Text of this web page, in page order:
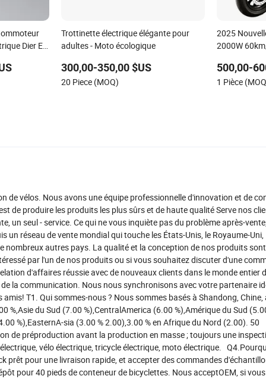
Dier EL
Trottinette électrique élégante pour
adultes - Moto écologique
300,00-350,00 $US
20 Piece (MOQ)
2025
2000W
500,00-
1 Pièce
de vélos. Nous avons une équipe professionnelle d'innovation et de
de produire les produits les plus sûrs et de haute qualité Serve nos
un seul - service. Ce qui ne vous inquiète pas du problème après-
réseau de vente mondial qui touche les États-Unis, le Royaume-Uni,
nombreux autres pays. La qualité et la conception de nos produits
par l'un de nos produits ou si vous souhaitez discuter d'une
d'affaires réussie avec de nouveaux clients dans le monde entier
la communication. Nous nous synchronisons avec votre partenaire
T1. Qui sommes-nous ? Nous sommes basés à Shandong,
du Sud (7.00 %),CentralAmerica (6.00 %),Amérique du Sud
%),EasternA-sia (3.00 % 2.00),3.00 % en Afrique du Nord (2.00). 50
de préproduction avant la production en masse ; toujours une
vélo électrique, tricycle électrique, moto électrique.
prêt pour une livraison rapide, et accepter des commandes
pour 40 pieds de conteneur de bicyclettes. Nous acceptOEM, si